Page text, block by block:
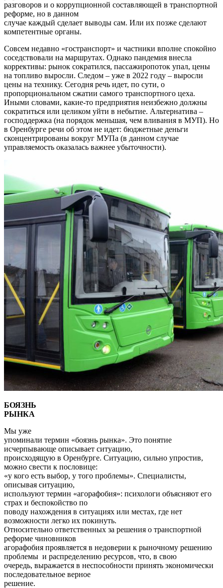
разговоров и о коррупционной составляющей в транспортной
реформе, но в данном
случае каждый сделает выводы сам. Или их позже сделают
компетентные органы.
Совсем недавно «гостранспорт» и частники вполне спокойно
соседствовали на маршрутах. Однако пандемия внесла
коррективы: рынок сократился, пассажиропоток упал, цены
на топливо выросли. Следом – уже в 2022 году – выросли
цены на технику. Сегодня речь идет, по сути, о
пропорциональном сжатии самого транспортного цеха.
Иными словами, какие-то предприятия неизбежно должны
сократиться или целиком уйти в небытие. Альтернатива –
господдержка (на порядок меньшая, чем вливания в МУП). Но
в Оренбурге речи об этом не идет: бюджетные деньги
сконцентрированы вокруг МУПа (в данном случае
управляемость оказалась важнее убыточности).
БОЯЗНЬ
РЫНКА
Мы уже
упоминали термин «боязнь рынка». Это понятие
исчерпывающе описывает ситуацию,
происходящую в Оренбурге. Ситуацию, сильно упростив,
можно свести к пословице:
«у кого есть выбор, у того проблемы». Специалисты,
описывая ситуацию,
используют термин «агорафобия»: психологи объясняют его
страх и беспокойство по
поводу нахождения в ситуациях или местах, где нет
возможности легко их покинуть.
Относительно ответственных за решения о транспортной
реформе чиновников
агорафобия проявляется в недоверии к рыночному решению
проблемы и распределению ресурсов, что, в свою
очередь, выражается в неспособности принять экономически
последовательное верное
решение.